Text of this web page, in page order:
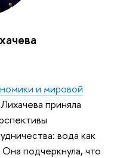
и мировой
приняла
вода как
подчеркнула, что